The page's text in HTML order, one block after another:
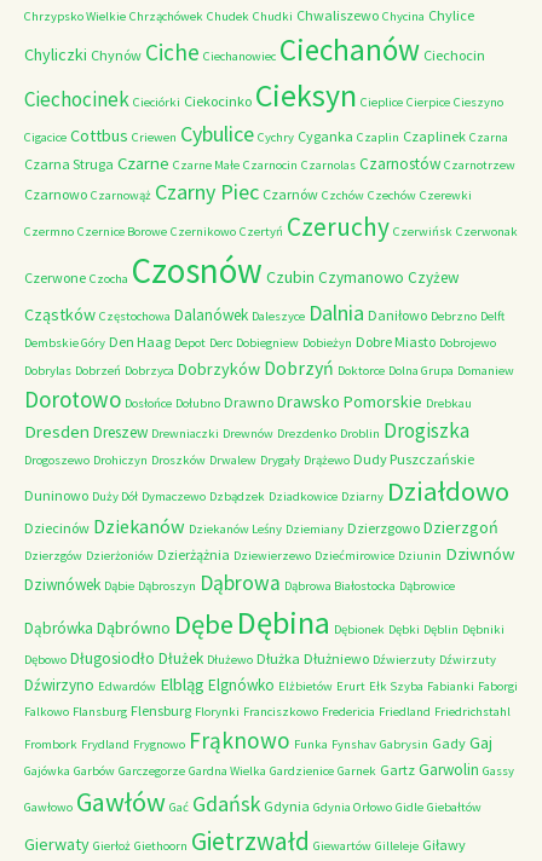
Chrzypsko Wielkie Chrząchówek Chudek Chudki Chwaliszewo Chycina Chylice
Chyliczki Chynów Ciche Ciechanowiec Ciechanów Ciechocin
Ciechocinek Cieciórki Ciekocinko Cieksyn Cieplice Cierpice Cieszyno
Cigacice Cottbus Criewen Cybulice Cychry Cyganka Czaplin Czaplinek Czarna
Czarna Struga Czarne Czarne Małe Czarnocin Czarnolas Czarnostów Czarnotrzew
Czarnowo Czarnowąż Czarny Piec Czarnów Czchów Czechów Czerewki
Czermno Czernice Borowe Czernikowo Czertyń Czeruchy Czerwińsk Czerwonak
Czerwone Czocha Czosnów Czubin Czymanowo Czyżew
Cząstków Częstochowa Dalanówek Daleszyce Dalnia Daniłowo Debrzno Delft
Dembskie Góry Den Haag Depot Derc Dobiegniew Dobieżyn Dobre Miasto Dobrojewo
Dobrylas Dobrzeń Dobrzyca Dobrzyków Dobrzyń Doktorce Dolna Grupa Domaniew
Dorotowo Dosłońce Dołubno Drawno Drawsko Pomorskie Drebkau
Dresden Dreszew Drewniaczki Drewnów Drezdenko Droblin Drogiszka
Drogoszewo Drohiczyn Droszków Drwalew Drygały Drążewo Dudy Puszczańskie
Duninowo Duży Dół Dymaczewo Dzbądzek Dziadkowice Dziarny Działdowo
Dziecinów Dziekanów Dziekanów Leśny Dziemiany Dzierzgowo Dzierzgoń
Dzierzgów Dzierżoniów Dzierżążnia Dziewierzewo Dziećmirowice Dziunin Dziwnów
Dziwnówek Dąbie Dąbroszyn Dąbrowa Dąbrowa Białostocka Dąbrowice
Dąbrówka Dąbrówno Dębe Dębina Dębionek Dębki Dęblin Dębniki
Dębowo Długosiodło Dłużek Dłużewo Dłużka Dłużniewo Dźwierzuty Dźwirzuty
Dźwirzyno Edwardów Elbląg Elgnówko Elżbietów Erurt Ełk Szyba Fabianki Faborgi
Falkowo Flansburg Flensburg Florynki Franciszkowo Fredericia Friedland Friedrichstahl
Frombork Frydland Frygnowo Frąknowo Funka Fynshav Gabrysin Gady Gaj
Gajówka Garbów Garczegorze Gardna Wielka Gardzienice Garnek Gartz Garwolin Gassy
Gawłowo Gawłów Gać Gdańsk Gdynia Gdynia Orłowo Gidle Giebałtów
Gierwaty Gierłoż Giethoorn Gietrzwałd Giewartów Gilleleje Giławy